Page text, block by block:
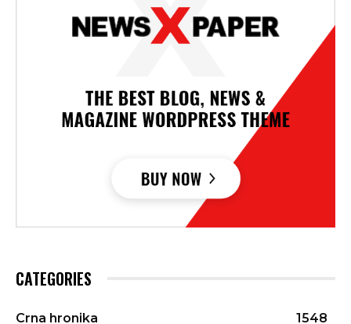
CATEGORIES
Crna hronika
1548